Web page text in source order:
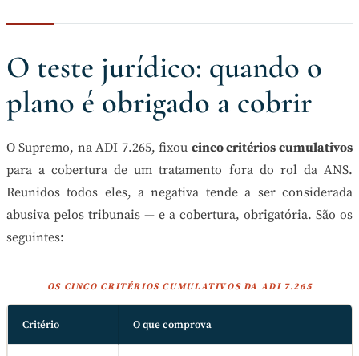
O teste jurídico: quando o
plano é obrigado a cobrir
O Supremo, na ADI 7.265, fixou cinco critérios cumulativos
para a cobertura de um tratamento fora do rol da ANS.
Reunidos todos eles, a negativa tende a ser considerada
abusiva pelos tribunais — e a cobertura, obrigatória. São os
seguintes:
OS CINCO CRITÉRIOS CUMULATIVOS DA ADI 7.265
Critério O que comprova